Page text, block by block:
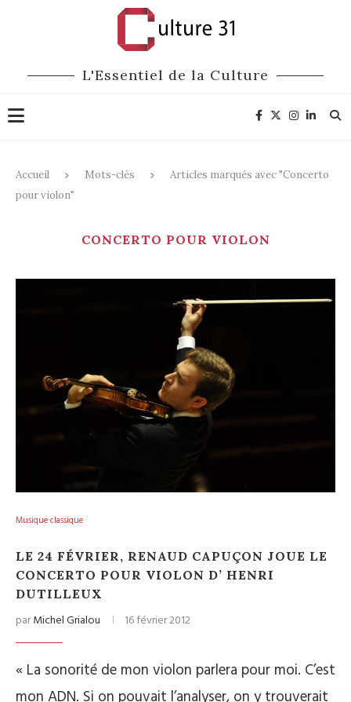
L'Essentiel de la Culture
Accueil Mots-clés
Articles marqués avec "Concerto
pour violon"
CONCERTO POUR VIOLON
Musique classique
LE 24 FÉVRIER, RENAUD CAPUÇON JOUE LE
CONCERTO POUR VIOLON D’ HENRI
DUTILLEUX
parMichel Grialou 16 février 2012
« La sonorité de mon violon parlera pour moi. C’est
mon ADN. Si on pouvait l’analyser, on y trouverait